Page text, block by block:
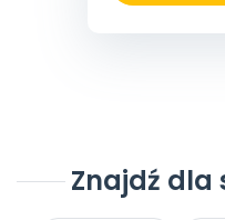
Znajdź dla